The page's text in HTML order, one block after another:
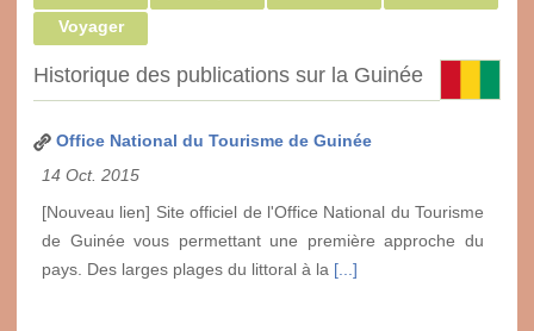
Voyager
Historique des publications sur la Guinée
Office National du Tourisme de Guinée
14 Oct. 2015
[Nouveau lien] Site officiel de l'Office National du Tourisme
de Guinée vous permettant une première approche du
pays. Des larges plages du littoral à la [...]